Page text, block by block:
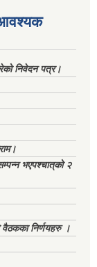
आवश्यक
निवेदन पत्र।
भएपश्चात्‌को २
निर्णयहरु ।